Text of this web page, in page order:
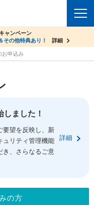
ス応援キャンペーン
詳細
ャンペーン
その他特典あり！ 詳細
お申込み
ました！
要望を反映し、新
ュリティ管理機能
き、さらなるご意
詳細
の方